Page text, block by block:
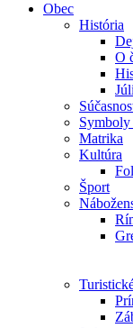
Obec
História
O
Symboly
Matrika
Kultúra
Šport